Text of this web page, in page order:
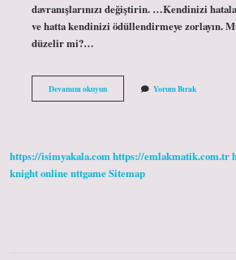
davranışlarınızı değiştirin. …Kendinizi
ve hatta kendinizi ödüllendirmeye zorlayın.
düzelir mi?…
Devamını okuyunMükemmeliyetçilik
Nasıl
Yorum Bırak
https://isimyakala.comhttps://emlakmatik.com.tr
knight onlinenttgameSitemap